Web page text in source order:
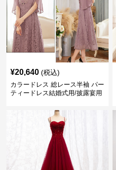
¥20,640 (税込)
カラードレス 総レース半袖 パー
ティードレス結婚式用/披露宴用